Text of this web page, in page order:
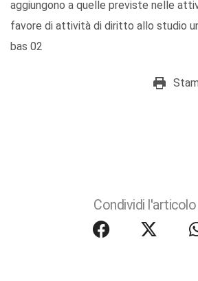
aggiungono a quelle previste nelle
favore di attività di diritto allo studio
bas 02
Condividi l'articolo